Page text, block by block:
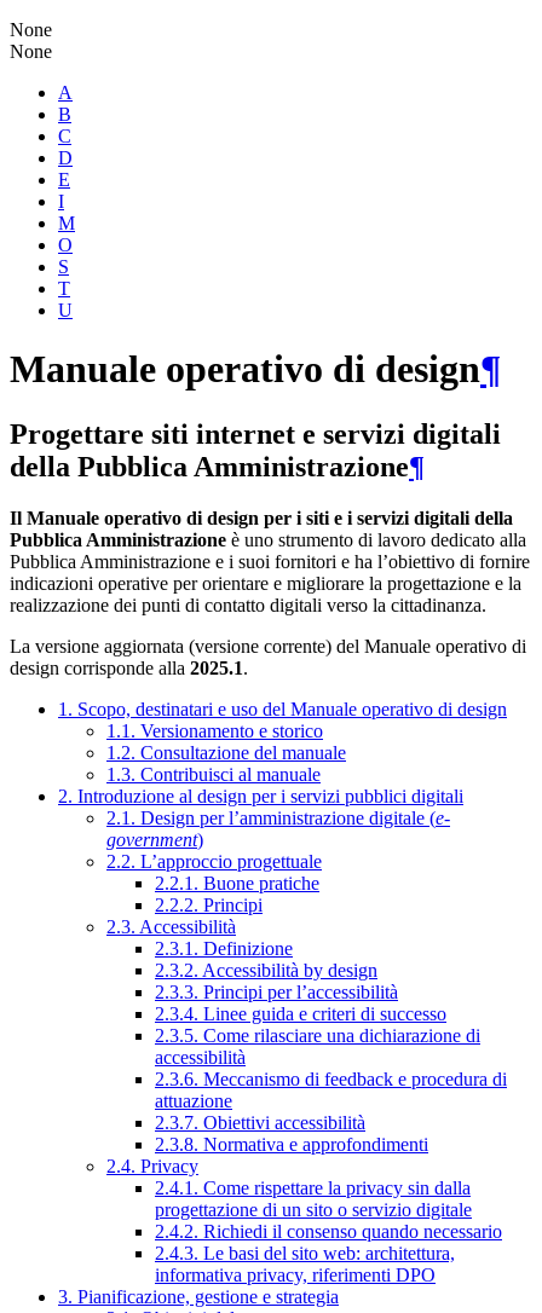
None
None
A
B
C
D
E
I
M
O
S
T
U
Manuale operativo di design¶
Progettare siti internet e servizi digitali
della Pubblica Amministrazione¶
Il Manuale operativo di design per i siti e i servizi digitali della
Pubblica Amministrazione è uno strumento di lavoro dedicato alla
Pubblica Amministrazione e i suoi fornitori e ha l’obiettivo di fornire
indicazioni operative per orientare e migliorare la progettazione e la
realizzazione dei punti di contatto digitali verso la cittadinanza.
La versione aggiornata (versione corrente) del Manuale operativo di
design corrisponde alla 2025.1.
1. Scopo, destinatari e uso del Manuale operativo di design
1.1. Versionamento e storico
1.2. Consultazione del manuale
1.3. Contribuisci al manuale
2. Introduzione al design per i servizi pubblici digitali
2.1. Design per l’amministrazione digitale (e-
government)
2.2. L’approccio progettuale
2.2.1. Buone pratiche
2.2.2. Principi
2.3. Accessibilità
2.3.1. Definizione
2.3.2. Accessibilità by design
2.3.3. Principi per l’accessibilità
2.3.4. Linee guida e criteri di successo
2.3.5. Come rilasciare una dichiarazione di
accessibilità
2.3.6. Meccanismo di feedback e procedura di
attuazione
2.3.7. Obiettivi accessibilità
2.3.8. Normativa e approfondimenti
2.4. Privacy
2.4.1. Come rispettare la privacy sin dalla
progettazione di un sito o servizio digitale
2.4.2. Richiedi il consenso quando necessario
2.4.3. Le basi del sito web: architettura,
informativa privacy, riferimenti DPO
3. Pianificazione, gestione e strategia